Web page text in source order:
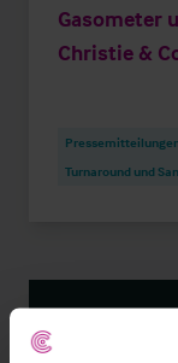
Gasometer
Christie &
Turnaround und